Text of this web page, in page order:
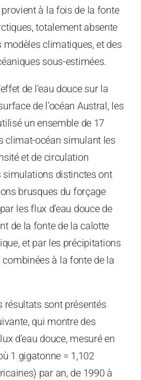
à la fois de la fonte
totalement absente
modèles climatiques, et des
sous-estimées.
de l’eau douce sur la
de l’océan Austral, les
un ensemble de 17
climat-océan simulant les
et de circulation
simulations distinctes ont
brusques du forçage
les flux d’eau douce de
de la fonte de la calotte
et par les précipitations
à la fonte de la
résultats sont présentés
qui montre des
d’eau douce, mesuré en
1 gigatonne = 1,102
par an, de 1990 à